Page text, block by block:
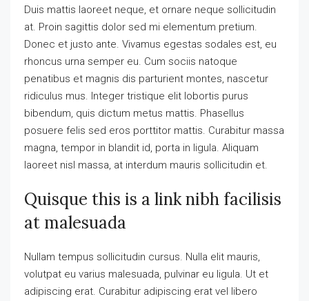
Duis mattis laoreet neque, et ornare neque sollicitudin
at. Proin sagittis dolor sed mi elementum pretium.
Donec et justo ante. Vivamus egestas sodales est, eu
rhoncus urna semper eu. Cum sociis natoque
penatibus et magnis dis parturient montes, nascetur
ridiculus mus. Integer tristique elit lobortis purus
bibendum, quis dictum metus mattis. Phasellus
posuere felis sed eros porttitor mattis. Curabitur massa
magna, tempor in blandit id, porta in ligula. Aliquam
laoreet nisl massa, at interdum mauris sollicitudin et.
Quisque this is a link nibh facilisis
at malesuada
Nullam tempus sollicitudin cursus. Nulla elit mauris,
volutpat eu varius malesuada, pulvinar eu ligula. Ut et
adipiscing erat. Curabitur adipiscing erat vel libero